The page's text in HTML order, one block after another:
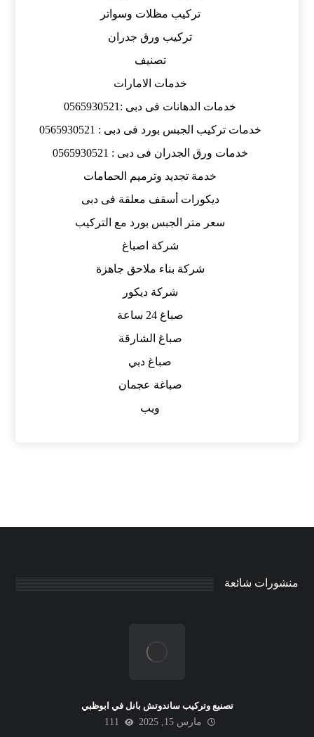
تركيب مظلات وسواتر
تركيب ورق جدران
تصنيف
خدمات الامارات
خدمات الدهانات فى دبى :0565930521
خدمات تركيب الجبس بورد فى دبى : 0565930521
خدمات ورق الجدران فى دبى : 0565930521
خدمة تجديد وترميم الحمامات
ديكورات أسقف معلقة فى دبى
سعر متر الجبس بورد مع التركيب
شركة اصباغ
شركة بناء ملاحق جاهزة
شركة ديكور
صباغ 24 ساعة
صباغ الشارقة
صباغ دبي
صباغة عجمان
ويب
منشورات شائعة
تصنيع وتركيب ساندوتش بانل في ابوظبي
مارس 15, 2025
111